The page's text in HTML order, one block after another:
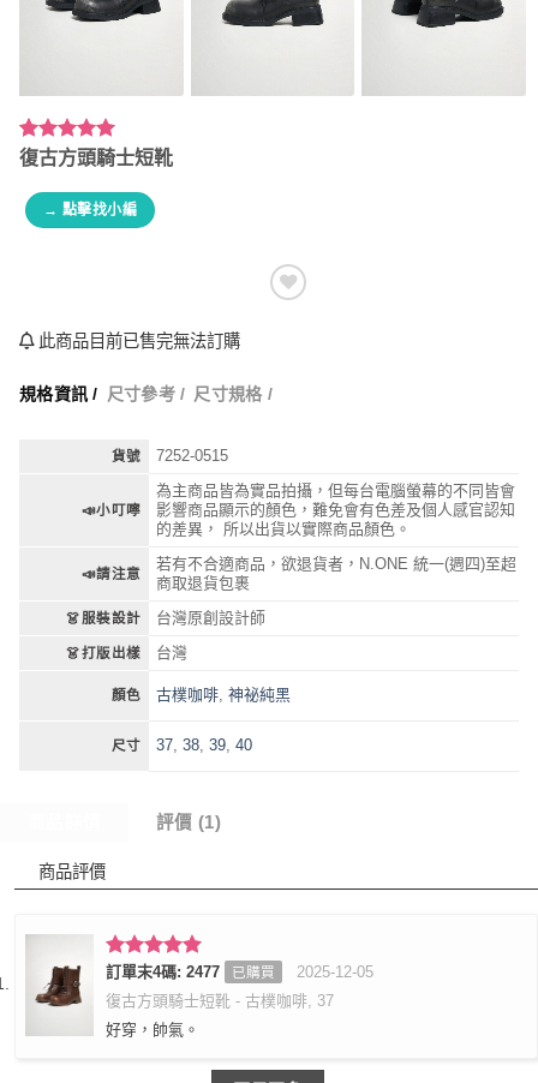
評分5.00/
1
顧客進行評
分
復古方頭騎士短靴
→ 點擊找小編
此商品目前已售完無法訂購
規格資訊 / 尺寸參考 / 尺寸規格 /
貨號 7252-0515
📣小叮嚀
為主商品皆為實品拍攝，但每台電腦螢幕的不同皆會
影響商品顯示的顏色，難免會有色差及個人感官認知
的差異， 所以出貨以實際商品顏色。
📣請注意
若有不合適商品，欲退貨者，N.ONE 統一(週四)至超
商取退貨包裹
👗服裝設計 台灣原創設計師
👗打版出樣 台灣
顏色 古樸咖啡,神祕純黑
尺寸 37,38,39,40
評價 (1)
商品評價
評分5滿
分 5
訂單末4碼: 2477 已購買
2025-12-05
復古方頭騎士短靴 - 古樸咖啡, 37
好穿，帥氣。